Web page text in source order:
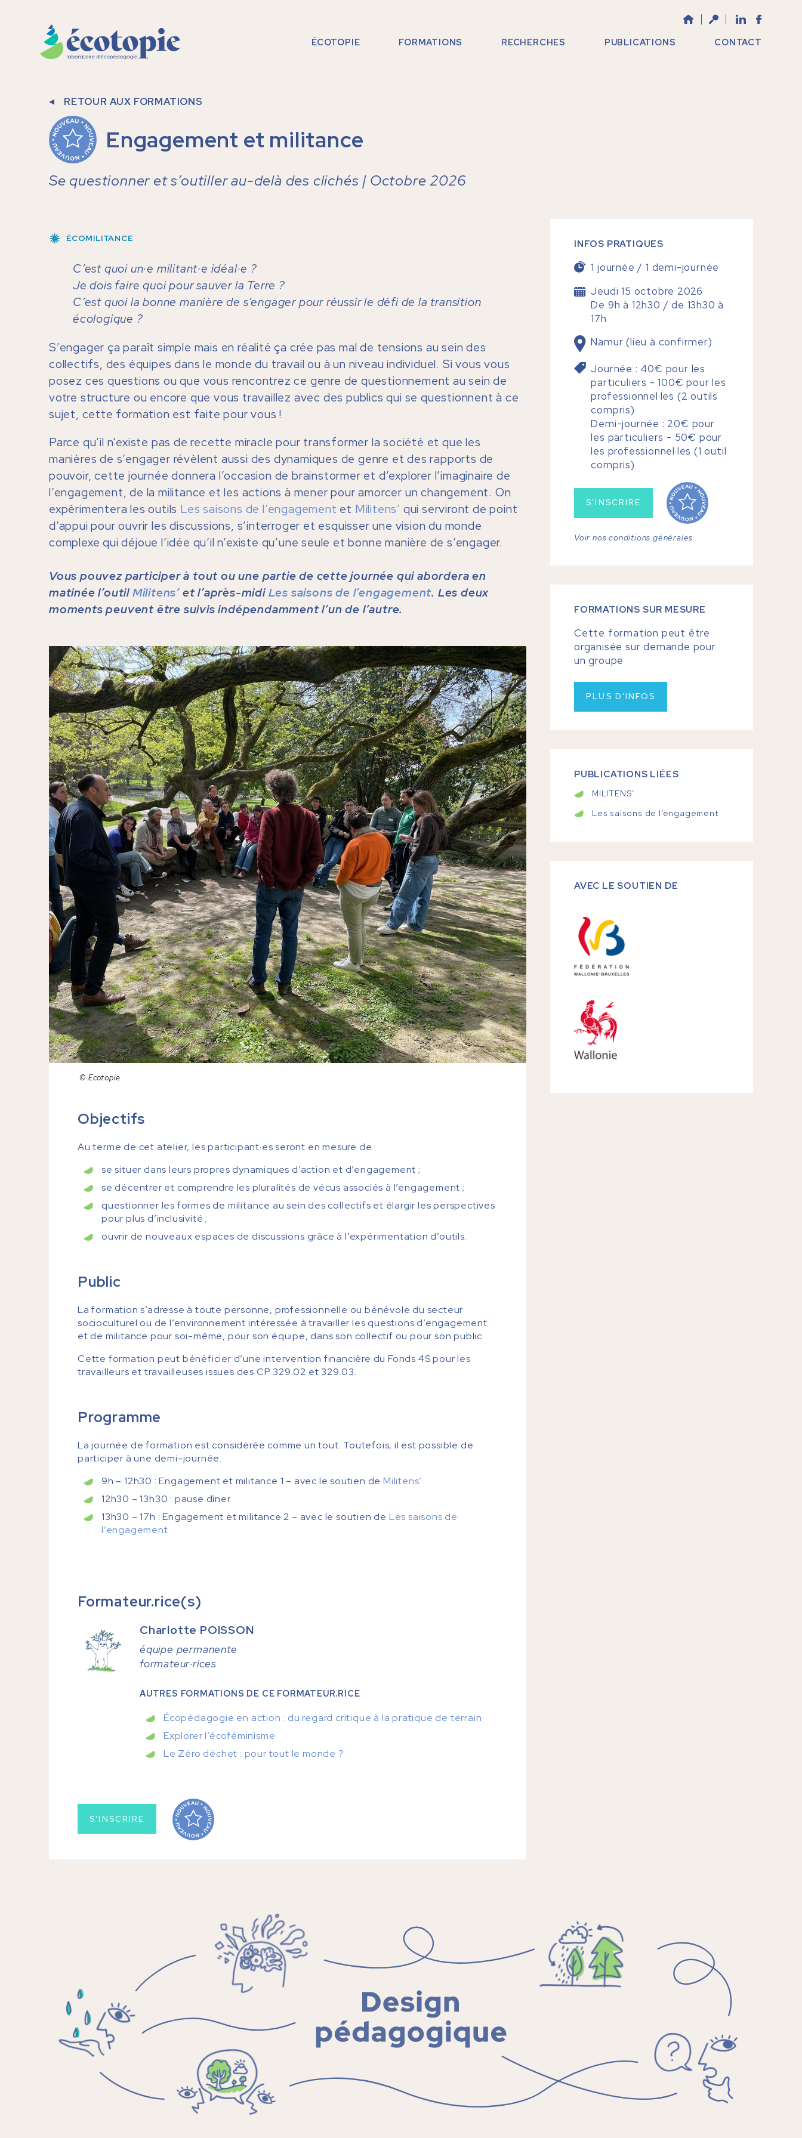
ÉCOTOPIE FORMATIONS RECHERCHES PUBLICATIONS CONTACT
RETOUR AUX FORMATIONS
Engagement et militance
Se questionner et s’outiller au-delà des clichés | Octobre 2026
ÉCOMILITANCE
C’est quoi un·e militant·e idéal·e ?
Je dois faire quoi pour sauver la Terre ?
C’est quoi la bonne manière de s’engager pour réussir le défi de la transition
écologique ?
S’engager ça paraît simple mais en réalité ça crée pas mal de tensions au sein des
collectifs, des équipes dans le monde du travail ou à un niveau individuel. Si vous vous
posez ces questions ou que vous rencontrez ce genre de questionnement au sein de
votre structure ou encore que vous travaillez avec des publics qui se questionnent à ce
sujet, cette formation est faite pour vous !
Parce qu’il n’existe pas de recette miracle pour transformer la société et que les
manières de s’engager révèlent aussi des dynamiques de genre et des rapports de
pouvoir, cette journée donnera l’occasion de brainstormer et d’explorer l’imaginaire de
l’engagement, de la militance et les actions à mener pour amorcer un changement. On
expérimentera les outils Les saisons de l’engagement et Militens’ qui serviront de point
d’appui pour ouvrir les discussions, s’interroger et esquisser une vision du monde
complexe qui déjoue l’idée qu’il n’existe qu’une seule et bonne manière de s’engager.
Vous pouvez participer à tout ou une partie de cette journée qui abordera en
matinée l’outilMilitens’et l’après-midiLes saisons de l’engagement. Les deux
moments peuvent être suivis indépendamment l’un de l’autre.
© Ecotopie
Objectifs
Au terme de cet atelier, les participant·es seront en mesure de :
se situer dans leurs propres dynamiques d’action et d’engagement ;
se décentrer et comprendre les pluralités de vécus associés à l’engagement ;
questionner les formes de militance au sein des collectifs et élargir les perspectives
pour plus d’inclusivité ;
ouvrir de nouveaux espaces de discussions grâce à l’expérimentation d’outils.
Public
La formation s’adresse à toute personne, professionnelle ou bénévole du secteur
socioculturel ou de l’environnement intéressée à travailler les questions d’engagement
et de militance pour soi-même, pour son équipe, dans son collectif ou pour son public.
Cette formation peut bénéficier d’une intervention financière du Fonds 4S pour les
travailleurs et travailleuses issues des CP 329.02 et 329.03.
Programme
La journée de formation est considérée comme un tout. Toutefois, il est possible de
participer à une demi-journée.
9h – 12h30 : Engagement et militance 1 – avec le soutien de Militens’
12h30 – 13h30 : pause dîner
13h30 – 17h : Engagement et militance 2 – avec le soutien de Les saisons de
l’engagement
Formateur.rice(s)
Charlotte POISSON
équipe permanente
formateur·rices
AUTRES FORMATIONS DE CE FORMATEUR.RICE
Écopédagogie en action : du regard critique à la pratique de terrain
Explorer l’écoféminisme
Le Zéro déchet : pour tout le monde ?
S'INSCRIRE
INFOS PRATIQUES
1 journée / 1 demi-journée
Jeudi 15 octobre 2026
De 9h à 12h30 / de 13h30 à
17h
Namur (lieu à confirmer)
Journée : 40€ pour les
particuliers - 100€ pour les
professionnel·les (2 outils
compris)
Demi-journée : 20€ pour
les particuliers - 50€ pour
les professionnel·les (1 outil
compris)
S'INSCRIRE
Voir nos conditions générales
FORMATIONS SUR MESURE
Cette formation peut être
organisée sur demande pour
un groupe
PLUS D'INFOS
PUBLICATIONS LIÉES
MILITENS’
Les saisons de l’engagement
AVEC LE SOUTIEN DE